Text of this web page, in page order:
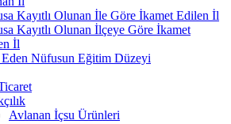
Kayıtlı Olunan İle Göre İkamet Edilen İl
Kayıtlı Olunan İlçeye Göre İkamet
İl
Nüfusun Eğitim Düzeyi
Avlanan İçsu Ürünleri